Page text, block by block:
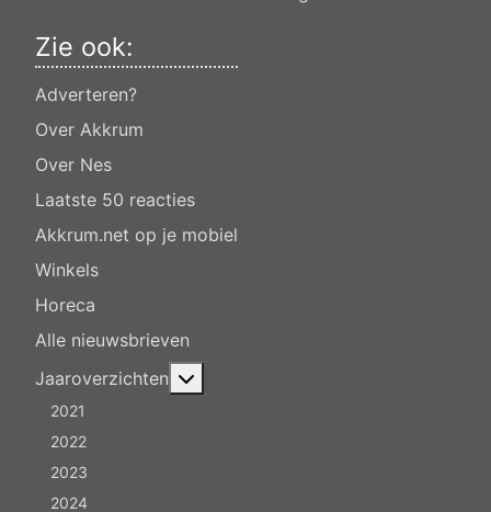
Zie ook:
Adverteren?
Over Akkrum
Over Nes
Laatste 50 reacties
Akkrum.net op je mobiel
Winkels
Horeca
Alle nieuwsbrieven
Jaaroverzichten
2021
2022
2023
2024